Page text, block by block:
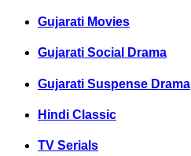
Gujarati Movies
Gujarati Social Drama
Gujarati Suspense Drama
Hindi Classic
TV Serials